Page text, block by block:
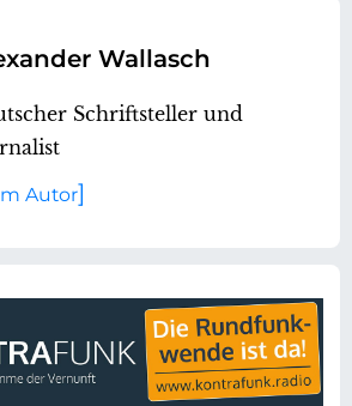
Wallasch
Schriftsteller und
Autor